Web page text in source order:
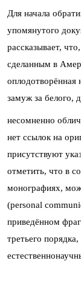
Для начала
упомянутого
рассказывает,
сделанным в
оплодотворённая
замуж за белого,
несомненно
нет ссылок на
присутствуют
отметить, что в
монографиях,
(personal
приведённом
третьего